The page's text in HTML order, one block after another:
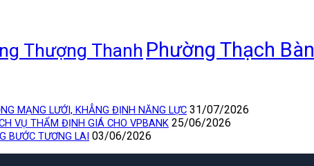
Thượng Thanh Phường Thạch Bàn
MẠNG LƯỚI, KHẲNG ĐỊNH NĂNG LỰC 31/07/2026
VỤ THẨM ĐỊNH GIÁ CHO VPBANK 25/06/2026
BƯỚC TƯƠNG LAI 03/06/2026